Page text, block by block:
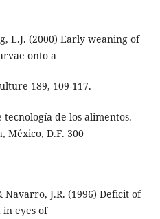
L.J. (2000) Early weaning of
onto a
189, 109-117.
de los alimentos.
México, D.F. 300
Navarro, J.R. (1996) Deficit of
eyes of